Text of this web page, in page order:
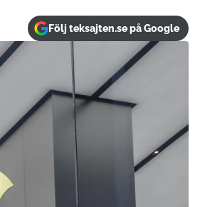
Följ teksajten.se på Google